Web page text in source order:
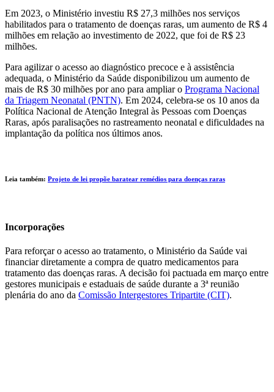
Em 2023, o Ministério investiu R$ 27,3 milhões nos serviços
habilitados para o tratamento de doenças raras, um aumento de R$ 4
milhões em relação ao investimento de 2022, que foi de R$ 23
milhões.
Para agilizar o acesso ao diagnóstico precoce e à assistência
adequada, o Ministério da Saúde disponibilizou um aumento de
mais de R$ 30 milhões por ano para ampliar o Programa Nacional
da Triagem Neonatal (PNTN). Em 2024, celebra-se os 10 anos da
Política Nacional de Atenção Integral às Pessoas com Doenças
Raras, após paralisações no rastreamento neonatal e dificuldades na
implantação da política nos últimos anos.
Leia também: Projeto de lei propõe baratear remédios para doenças raras
Incorporações
Para reforçar o acesso ao tratamento, o Ministério da Saúde vai
financiar diretamente a compra de quatro medicamentos para
tratamento das doenças raras. A decisão foi pactuada em março entre
gestores municipais e estaduais de saúde durante a 3ª reunião
plenária do ano da Comissão Intergestores Tripartite (CIT).